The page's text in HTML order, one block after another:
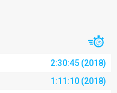
2:30:45 (2018)
1:11:10 (2018)